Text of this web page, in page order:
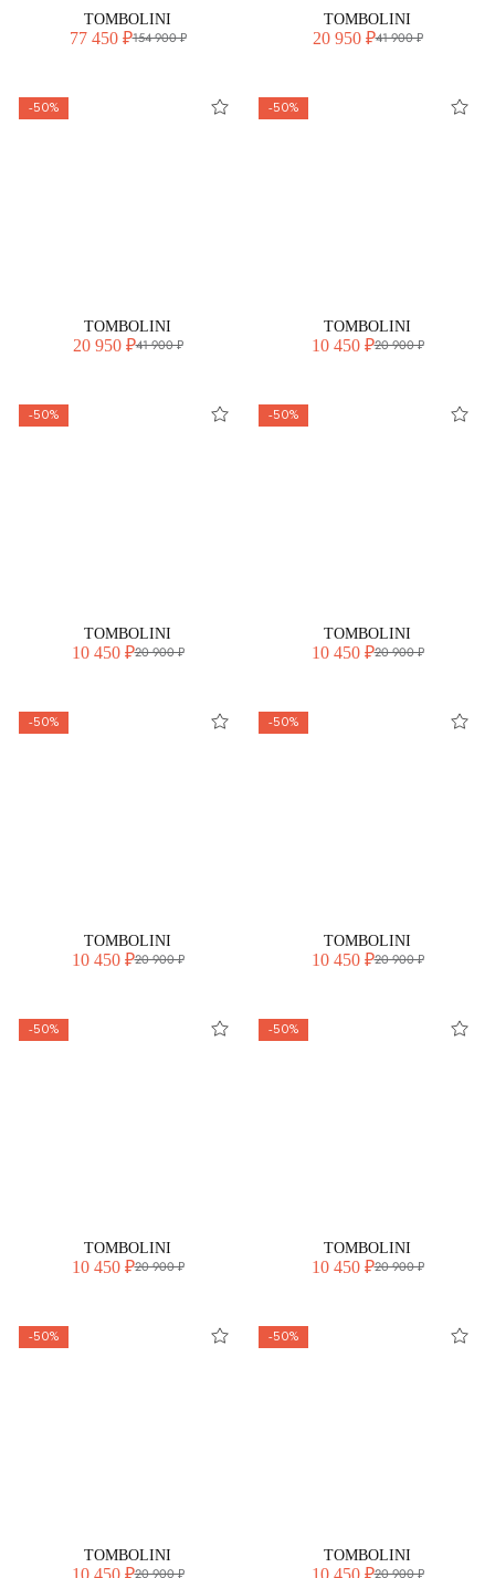
TOMBOLINI
77 450 ₽154 900 ₽
TOMBOLINI
20 950 ₽41 900 ₽
-50%
TOMBOLINI
20 950 ₽41 900 ₽
-50%
TOMBOLINI
10 450 ₽20 900 ₽
-50%
TOMBOLINI
10 450 ₽20 900 ₽
-50%
TOMBOLINI
10 450 ₽20 900 ₽
-50%
TOMBOLINI
10 450 ₽20 900 ₽
-50%
TOMBOLINI
10 450 ₽20 900 ₽
-50%
TOMBOLINI
10 450 ₽20 900 ₽
-50%
TOMBOLINI
10 450 ₽20 900 ₽
-50%
TOMBOLINI
10 450 ₽20 900 ₽
-50%
TOMBOLINI
10 450 ₽20 900 ₽